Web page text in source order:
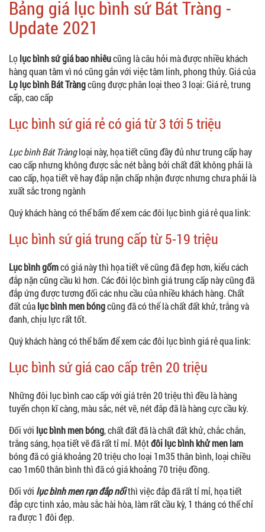
Bảng giá lục bình sứ Bát Tràng -
Update 2021
Lọlục bình sứ giá bao nhiêucũng là câu hỏi mà được nhiều khách
hàng quan tâm vì nó cũng gắn với việc tâm linh, phong thủy. Giá của
Lọ lục bình Bát Tràngcũng được phân loại theo 3 loại: Giá rẻ, trung
cấp, cao cấp
Lục bình sứ giá rẻ có giá từ 3 tới 5 triệu
Lục bình Bát Tràngloại này, họa tiết cũng đầy đủ như trung cấp hay
cao cấp nhưng không được sắc nét bằng bởi chất đất không phải là
cao cấp, họa tiết vẽ hay đắp nặn chấp nhận được nhưng chưa phải là
xuất sắc trong ngành
Quý khách hàng có thể bấm để xem các đôi lục bình giá rẻ qua link:
Lục bình sứ giá trung cấp từ 5-19 triệu
Lục bình gốmcó giá này thì họa tiết vẽ cũng đã đẹp hơn, kiểu cách
đắp nặn cũng cầu kì hơn. Các đôi lộc bình giá trung cấp này cũng đã
đắp ứng được tương đối các nhu cầu của nhiều khách hàng. Chất
đất củalục bình men bóngcũng đã có thể là chất đất khử, trắng và
đanh, chịu lực rất tốt.
Quý khách hàng có thể bấm để xem các đôi lục bình giá rẻ qua link:
Lục bình sứ giá cao cấp trên 20 triệu
Những đôi lục bình cao cấp với giá trên 20 triệu thì đều là hàng
tuyển chọn kĩ càng, màu sắc, nét vẽ, nét đắp đã là hàng cực cầu kỳ.
Đối với lục bình men bóng, chất đất đã là chất đất khử, chắc chắn,
trắng sáng, họa tiết vẽ đã rất tỉ mỉ. Mộtđôi lục bình khử men lam
bóng đã có giá khoảng 20 triệu cho loại 1m35 thân bình, loại chiều
cao 1m60 thân bình thì đã có giá khoảng 70 triệu đồng.
Đối với lục bình men rạn đắp nổithì việc đắp đã rất tỉ mỉ, họa tiết
đắp cực tinh xảo, màu sắc hài hòa, làm rất cầu kỳ, 1 tháng có thể chỉ
ra được 1 đôi đẹp.